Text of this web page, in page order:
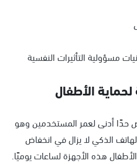
مسؤولية التأثيرات النفسية
الأطفال
أدنى لعمر المستخدمين وهو
الذكي لا يزال في انخفاض
هذه الأجهزة لساعات يوميًا.